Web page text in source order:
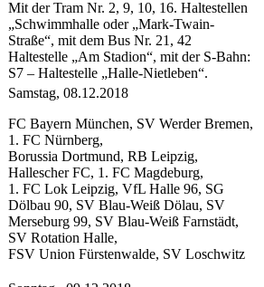
Mit der Tram Nr. 2, 9, 10, 16. Haltestellen
„Schwimmhalle oder „Mark-Twain-
Straße“, mit dem Bus Nr. 21, 42
Haltestelle „Am Stadion“, mit der S-Bahn:
S7 – Haltestelle „Halle-Nietleben“.
Samstag, 08.12.2018
FC Bayern München, SV Werder Bremen,
1. FC Nürnberg,
Borussia Dortmund, RB Leipzig,
Hallescher FC, 1. FC Magdeburg,
1. FC Lok Leipzig, VfL Halle 96, SG
Dölbau 90, SV Blau-Weiß Dölau, SV
Merseburg 99, SV Blau-Weiß Farnstädt,
SV Rotation Halle,
FSV Union Fürstenwalde, SV Loschwitz